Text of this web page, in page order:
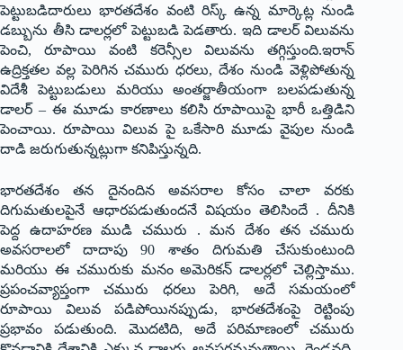
పెట్టుబడిదారులు భారతదేశం వంటి రిస్క్ ఉన్న మార్కెట్ల నుండి
డబ్బును తీసి డాలర్లలో పెట్టుబడి పెడతారు. ఇది డాలర్ విలువను
పెంచి, రూపాయి వంటి కరెన్సీల విలువను తగ్గిస్తుంది.ఇరాన్
ఉద్రిక్తతల వల్ల పెరిగిన చమురు ధరలు, దేశం నుండి వెళ్లిపోతున్న
విదేశీ పెట్టుబడులు మరియు అంతర్జాతీయంగా బలపడుతున్న
డాలర్ – ఈ మూడు కారణాలు కలిసి రూపాయిపై భారీ ఒత్తిడిని
పెంచాయి. రూపాయి విలువ పై ఒకేసారి మూడు వైపుల నుండి
దాడి జరుగుతున్నట్లుగా కనిపిస్తున్నది.
భారతదేశం తన దైనందిన అవసరాల కోసం చాలా వరకు
దిగుమతులపైనే ఆధారపడుతుందనే విషయం తెలిసిందే . దీనికి
పెద్ద ఉదాహరణ ముడి చమురు . మన దేశం తన చమురు
అవసరాలలో దాదాపు 90 శాతం దిగుమతి చేసుకుంటుంది
మరియు ఈ చమురుకు మనం అమెరికన్ డాలర్లలో చెల్లిస్తాము.
ప్రపంచవ్యాప్తంగా చమురు ధరలు పెరిగి, అదే సమయంలో
రూపాయి విలువ పడిపోయినప్పుడు, భారతదేశంపై రెట్టింపు
ప్రభావం పడుతుంది. మొదటిది, అదే పరిమాణంలో చమురు